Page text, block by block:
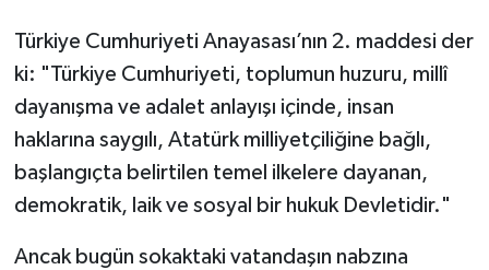
​Türkiye Cumhuriyeti Anayasası’nın 2. maddesi der
ki: "Türkiye Cumhuriyeti, toplumun huzuru, millî
dayanışma ve adalet anlayışı içinde, insan
haklarına saygılı, Atatürk milliyetçiliğine bağlı,
başlangıçta belirtilen temel ilkelere dayanan,
demokratik, laik ve sosyal bir hukuk Devletidir."
​Ancak bugün sokaktaki vatandaşın nabzına
Politika
Sağlık
Spor